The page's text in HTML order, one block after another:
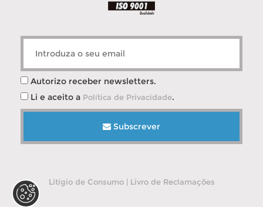
Autorizo receber newsletters.
Li e aceito a Política de Privacidade.
Subscrever
Litígio de Consumo| Livro de Reclamações